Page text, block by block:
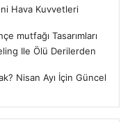
Hava Kuvvetleri
mutfağı Tasarımları
Ile Ölü Derilerden
Nisan Ayı İçin Güncel